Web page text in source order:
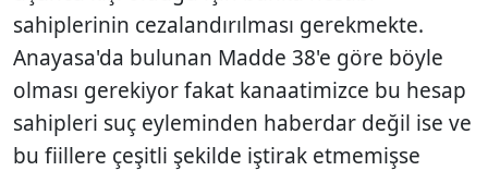
sahiplerinin cezalandırılması gerekmekte.
Anayasa'da bulunan Madde 38'e göre böyle
olması gerekiyor fakat kanaatimizce bu hesap
sahipleri suç eyleminden haberdar değil ise ve
bu fiillere çeşitli şekilde iştirak etmemişse